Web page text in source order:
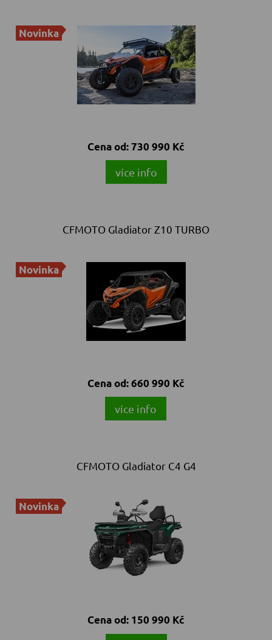
Novinka
Cena od:730 990 Kč
více info
CFMOTO Gladiator Z10 TURBO
Novinka
Cena od:660 990 Kč
více info
CFMOTO Gladiator C4 G4
Novinka
Cena od: 150 990 Kč